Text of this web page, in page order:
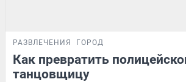
РАЗВЛЕЧЕНИЯ ГОРОД
Как превратить
танцовщицу